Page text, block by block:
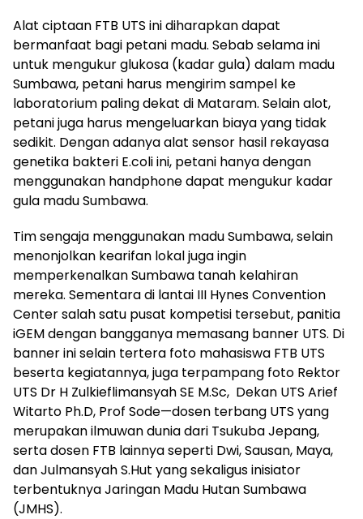
Alat ciptaan FTB UTS ini diharapkan dapat
bermanfaat bagi petani madu. Sebab selama ini
untuk mengukur glukosa (kadar gula) dalam madu
Sumbawa, petani harus mengirim sampel ke
laboratorium paling dekat di Mataram. Selain alot,
petani juga harus mengeluarkan biaya yang tidak
sedikit. Dengan adanya alat sensor hasil rekayasa
genetika bakteri E.coli ini, petani hanya dengan
menggunakan handphone dapat mengukur kadar
gula madu Sumbawa.
Tim sengaja menggunakan madu Sumbawa, selain
menonjolkan kearifan lokal juga ingin
memperkenalkan Sumbawa tanah kelahiran
mereka. Sementara di lantai III Hynes Convention
Center salah satu pusat kompetisi tersebut, panitia
iGEM dengan bangganya memasang banner UTS. Di
banner ini selain tertera foto mahasiswa FTB UTS
beserta kegiatannya, juga terpampang foto Rektor
UTS Dr H Zulkieflimansyah SE M.Sc, Dekan UTS Arief
Witarto Ph.D, Prof Sode—dosen terbang UTS yang
merupakan ilmuwan dunia dari Tsukuba Jepang,
serta dosen FTB lainnya seperti Dwi, Sausan, Maya,
dan Julmansyah S.Hut yang sekaligus inisiator
terbentuknya Jaringan Madu Hutan Sumbawa
(JMHS).